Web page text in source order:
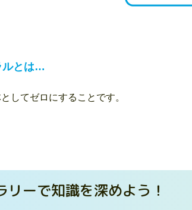
ルとは…
してゼロにすることです。
リーで知識を深めよう！